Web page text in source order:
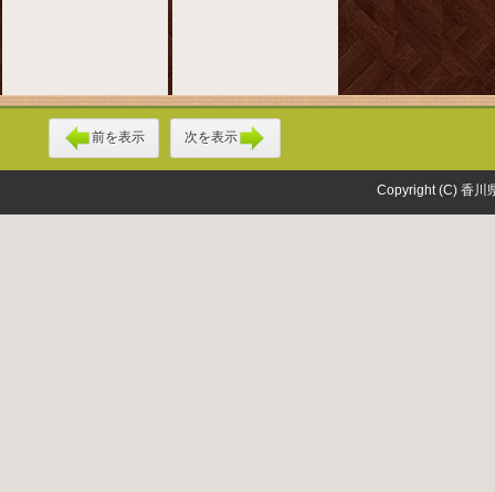
前を表示 次を表示
Copyright (C) 香川